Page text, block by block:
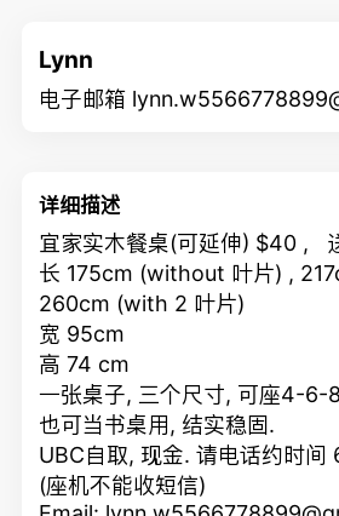
Lynn
电子邮箱
详细描述
宜家实木餐桌(可延伸) $40 ,
长 175cm (without 叶片) ,
260cm (with 2 叶片)
宽 95cm
高 74 cm
一张桌子, 三个尺寸, 可座4-6-
也可当书桌用, 结实稳固.
UBC自取, 现金. 请电话约时
(座机不能收短信)